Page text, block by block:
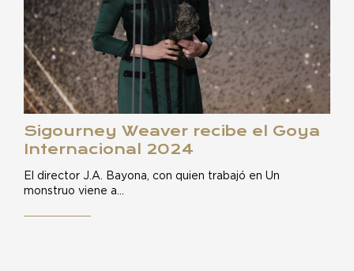
Sigourney Weaver recibe el Goya
Internacional 2024
El director J.A. Bayona, con quien trabajó en Un
monstruo viene a…